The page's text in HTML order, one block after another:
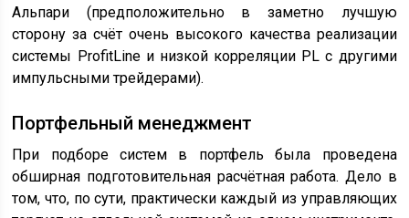
Альпари (предположительно в заметно лучшую
сторону за счёт очень высокого качества реализации
системы ProfitLine и низкой корреляции PL с другими
импульсными трейдерами).
Портфельный менеджмент
При подборе систем в портфель была проведена
обширная подготовительная расчётная работа. Дело в
том, что, по сути, практически каждый из управляющих